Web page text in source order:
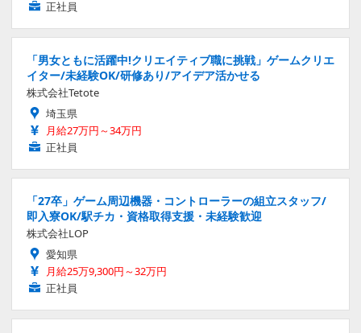
正社員
「男女ともに活躍中!クリエイティブ職に挑戦」ゲームクリエ
イター/未経験OK/研修あり/アイデア活かせる
株式会社Tetote
埼玉県
月給27万円～34万円
正社員
「27卒」ゲーム周辺機器・コントローラーの組立スタッフ/
即入寮OK/駅チカ・資格取得支援・未経験歓迎
株式会社LOP
愛知県
月給25万9,300円～32万円
正社員